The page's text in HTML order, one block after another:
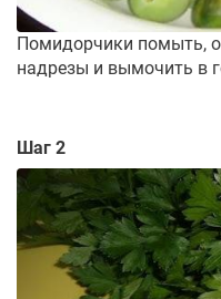
Помидорчики помыть,
надрезы и вымочить в
Шаг 2